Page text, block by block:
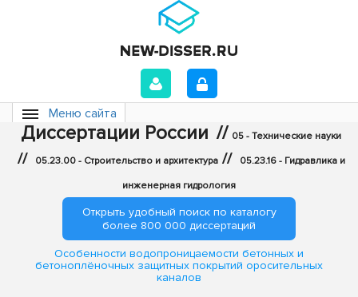
Меню сайта
Диссертации России // 05 - Технические науки
// 05.23.00 - Строительство и архитектура // 05.23.16 - Гидравлика и
инженерная гидрология
Открыть удобный поиск по каталогу
более 800 000 диссертаций
Особенности водопроницаемости бетонных и
бетоноплёночных защитных покрытий оросительных
каналов